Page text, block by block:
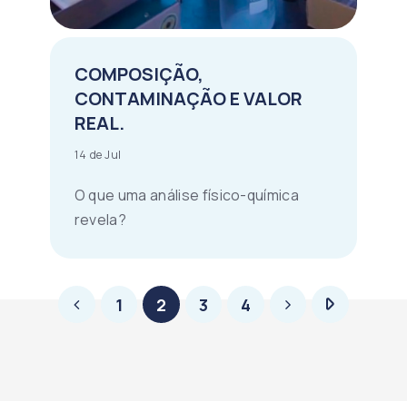
COMPOSIÇÃO,
CONTAMINAÇÃO E VALOR
REAL.
14 de Jul
O que uma análise físico-química
revela?
1 2 3 4